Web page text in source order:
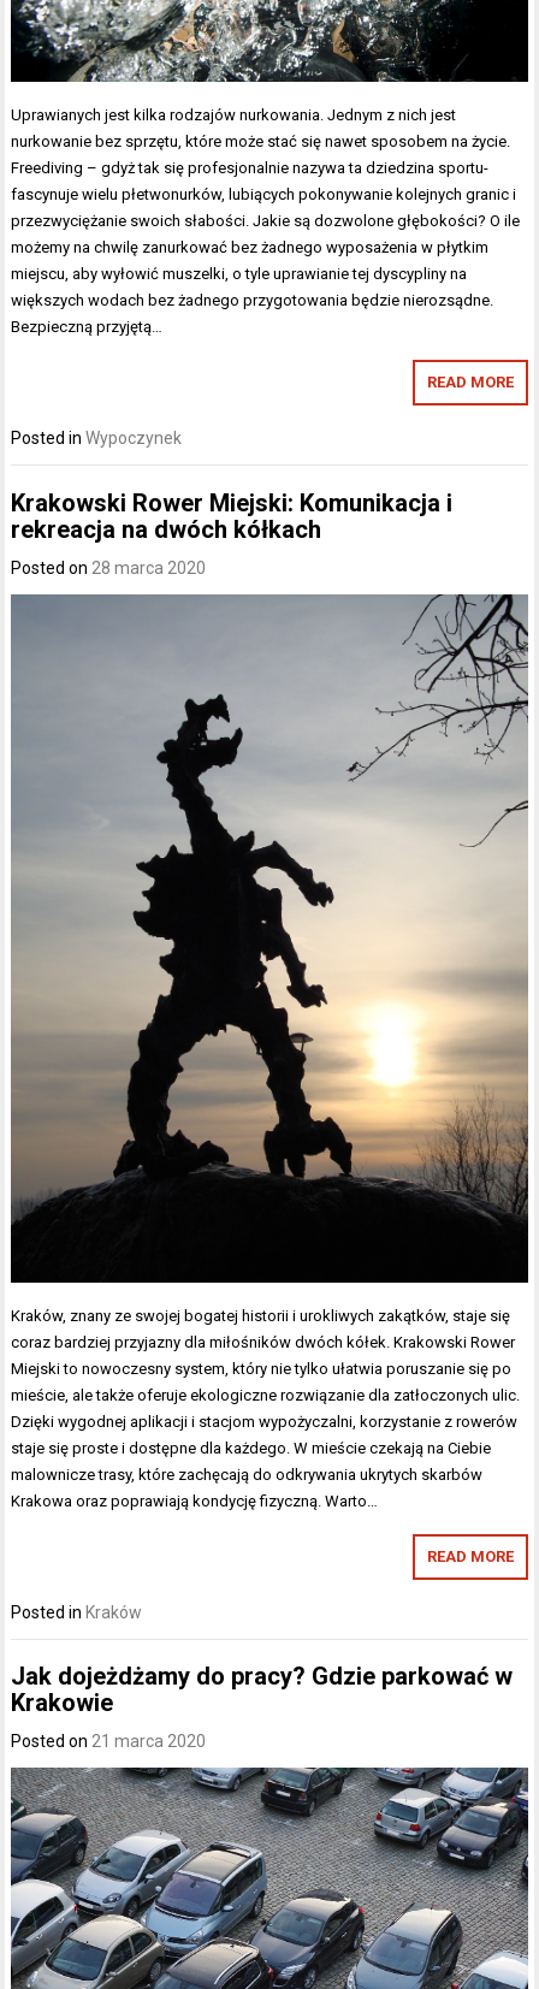
Uprawianych jest kilka rodzajów nurkowania. Jednym z nich jest
nurkowanie bez sprzętu, które może stać się nawet sposobem na życie.
Freediving – gdyż tak się profesjonalnie nazywa ta dziedzina sportu-
fascynuje wielu płetwonurków, lubiących pokonywanie kolejnych granic i
przezwyciężanie swoich słabości. Jakie są dozwolone głębokości? O ile
możemy na chwilę zanurkować bez żadnego wyposażenia w płytkim
miejscu, aby wyłowić muszelki, o tyle uprawianie tej dyscypliny na
większych wodach bez żadnego przygotowania będzie nierozsądne.
Bezpieczną przyjętą…
READ MORE
Posted inWypoczynek
Krakowski Rower Miejski: Komunikacja i
rekreacja na dwóch kółkach
Posted on 28 marca 2020
Kraków, znany ze swojej bogatej historii i urokliwych zakątków, staje się
coraz bardziej przyjazny dla miłośników dwóch kółek. Krakowski Rower
Miejski to nowoczesny system, który nie tylko ułatwia poruszanie się po
mieście, ale także oferuje ekologiczne rozwiązanie dla zatłoczonych ulic.
Dzięki wygodnej aplikacji i stacjom wypożyczalni, korzystanie z rowerów
staje się proste i dostępne dla każdego. W mieście czekają na Ciebie
malownicze trasy, które zachęcają do odkrywania ukrytych skarbów
Krakowa oraz poprawiają kondycję fizyczną. Warto…
READ MORE
Posted inKraków
Jak dojeżdżamy do pracy? Gdzie parkować w
Krakowie
Posted on 21 marca 2020